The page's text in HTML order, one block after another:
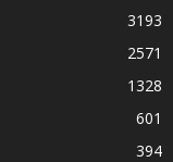
3193
2571
1328
601
394